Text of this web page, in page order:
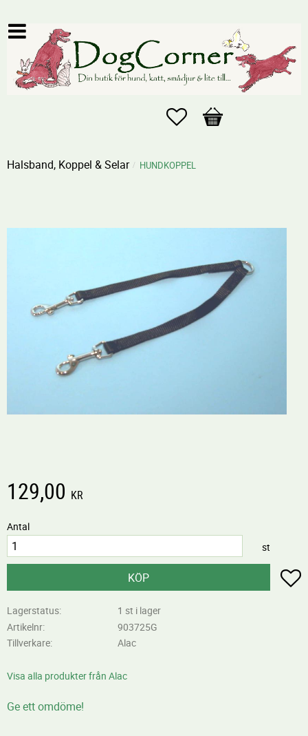
Favoriter
Kundvagn
Halsband, Koppel & Selar HUNDKOPPEL
129,00 KR
Antal
st
KÖP
Lagerstatus
1 st i lager
Artikelnr
903725G
Tillverkare
Alac
Visa alla produkter från Alac
Ge ett omdöme!